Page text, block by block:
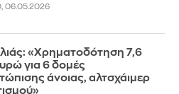
06.05.2026
«Χρηματοδότηση 7,6
για 6 δομές
άνοιας, αλτσχάιμερ